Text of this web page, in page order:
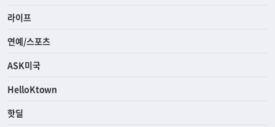
라이프
연예/스포츠
ASK미국
HelloKtown
핫딜